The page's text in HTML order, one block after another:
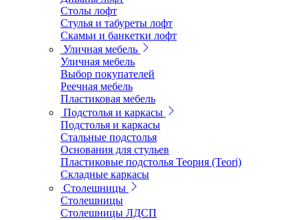
Столы лофт
Стулья и табуреты лофт
Скамьи и банкетки лофт
Уличная мебель
Уличная мебель
Выбор покупателей
Реечная мебель
Пластиковая мебель
Подстолья и каркасы
Подстолья и каркасы
Стальные подстолья
Основания для стульев
Пластиковые подстолья Теория (Teori)
Складные каркасы
Столешницы
Столешницы
Столешницы ЛДСП